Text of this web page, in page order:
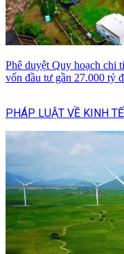
Phê duyệt Quy hoạch chi
vốn đầu tư gần 27.000 tỷ
PHÁP LUẬT VỀ KINH TẾ